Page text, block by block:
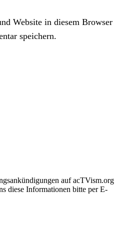
Website in diesem Browser
speichern.
auf acTVism.org
diese Informationen bitte per E-